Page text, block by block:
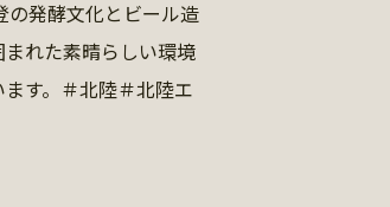
の発酵文化とビール造
れた素晴らしい環境
す。＃北陸＃北陸エ